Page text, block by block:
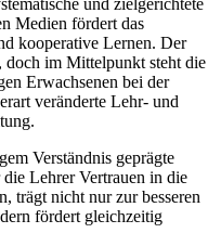
Medien fördert das
kooperative Lernen. Der
doch im Mittelpunkt steht die
Erwachsenen bei der
veränderte Lehr- und
Verständnis geprägte
Lehrer Vertrauen in die
trägt nicht nur zur besseren
fördert gleichzeitig